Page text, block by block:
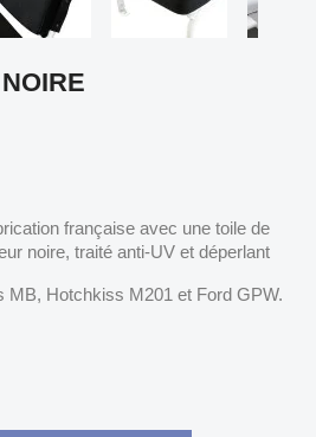
française avec une toile de
noire, traité anti-UV et déperlant
MB, Hotchkiss M201 et Ford GPW.